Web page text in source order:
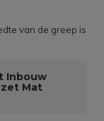
van de greep is
Inbouw
Mat